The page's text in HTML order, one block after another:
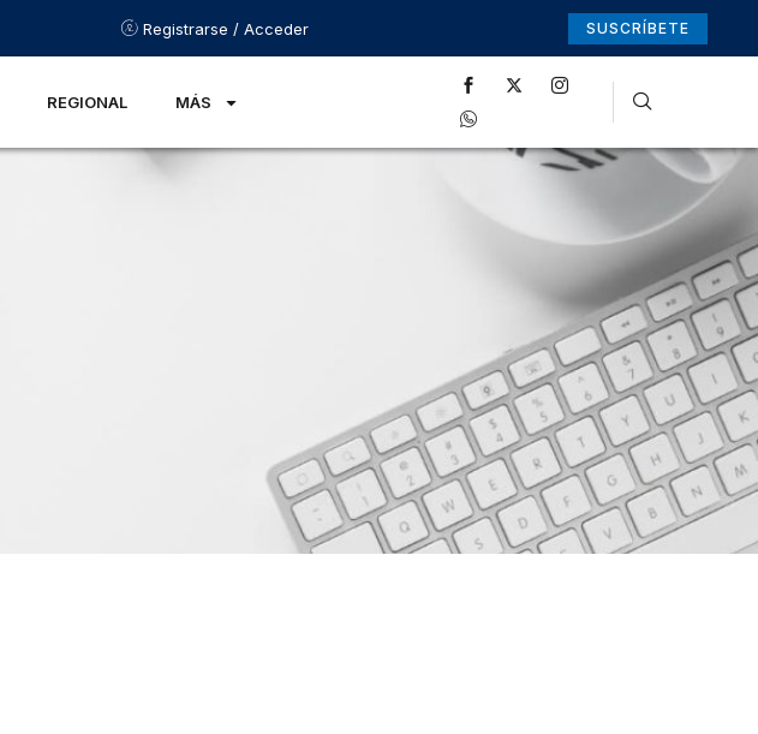
Registrarse / Acceder SUSCRÍBETE
REGIONAL MÁS